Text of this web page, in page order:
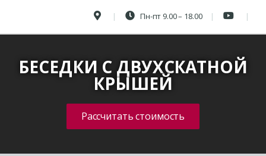
Пн-пт 9.00 – 18.00
БЕСЕДКИ С ДВУХСКАТНОЙ
КРЫШЕЙ
Рассчитать стоимость